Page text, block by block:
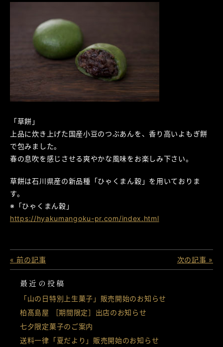
最近の投稿
「山の日特別上生菓子」販売開始のお知らせ
柏髙島屋 ［期間限定］出店のお知らせ
七夕限定菓子のご案内
送料一律「夏だより」販売開始のお知らせ
「草餅」
上品に炊き上げた国産小豆のつぶあんを、香り高いよもぎ餅
で包みました。
春の息吹を感じさせる爽やかな風味をお楽しみ下さい。
草餅は石川県産の新品種「ひゃくまん穀」を用いておりま
す。
※「ひゃくまん穀」
https://hyakumangoku-pr.com/index.html
« 前の記事 次の記事 »